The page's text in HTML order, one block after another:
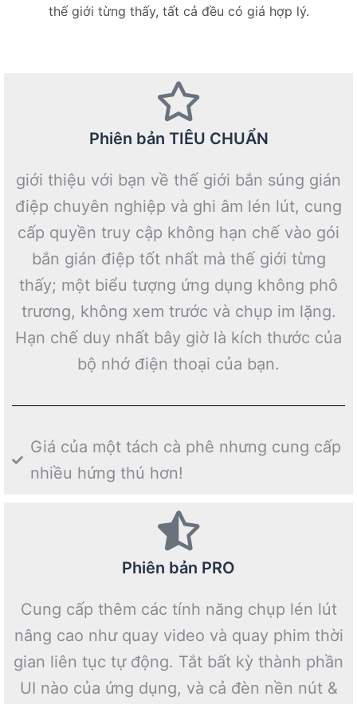
thế giới từng thấy, tất cả đều có giá hợp lý.
Phiên bản TIÊU CHUẨN
giới thiệu với bạn về thế giới bắn súng gián
điệp chuyên nghiệp và ghi âm lén lút, cung
cấp quyền truy cập không hạn chế vào gói
bắn gián điệp tốt nhất mà thế giới từng
thấy; một biểu tượng ứng dụng không phô
trương, không xem trước và chụp im lặng.
Hạn chế duy nhất bây giờ là kích thước của
bộ nhớ điện thoại của bạn.
Giá của một tách cà phê nhưng cung cấp
nhiều hứng thú hơn!
Phiên bản PRO
Cung cấp thêm các tính năng chụp lén lút
nâng cao như quay video và quay phim thời
gian liên tục tự động. Tắt bất kỳ thành phần
UI nào của ứng dụng, và cả đèn nền nút &